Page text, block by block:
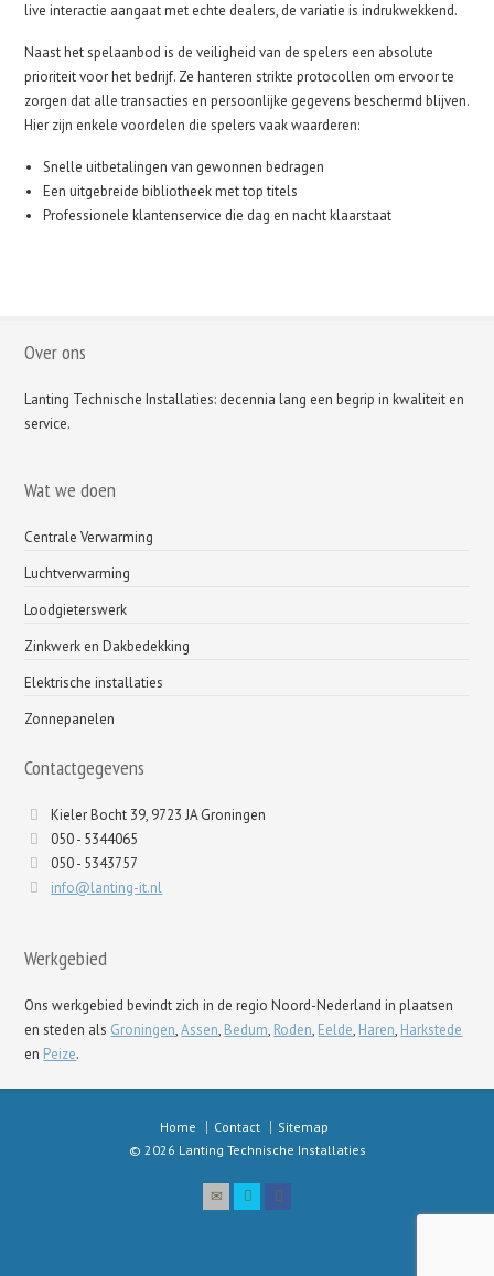
live interactie aangaat met echte dealers, de variatie is indrukwekkend.
Naast het spelaanbod is de veiligheid van de spelers een absolute
prioriteit voor het bedrijf. Ze hanteren strikte protocollen om ervoor te
zorgen dat alle transacties en persoonlijke gegevens beschermd blijven.
Hier zijn enkele voordelen die spelers vaak waarderen:
Snelle uitbetalingen van gewonnen bedragen
Een uitgebreide bibliotheek met top titels
Professionele klantenservice die dag en nacht klaarstaat
Over ons
Lanting Technische Installaties: decennia lang een begrip in kwaliteit en
service.
Wat we doen
Centrale Verwarming
Luchtverwarming
Loodgieterswerk
Zinkwerk en Dakbedekking
Elektrische installaties
Zonnepanelen
Contactgegevens
Kieler Bocht 39, 9723 JA Groningen
050 - 5344065
050 - 5343757
info@lanting-it.nl
Werkgebied
Ons werkgebied bevindt zich in de regio Noord-Nederland in plaatsen
en steden als Groningen,Assen, Bedum, Roden, Eelde, Haren, Harkstede
en Peize.
Home Contact
Sitemap
© 2026 Lanting Technische Installaties